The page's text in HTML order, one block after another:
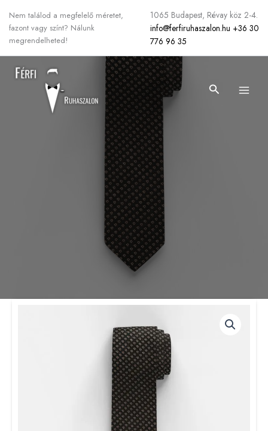
Nem találod a megfelelő méretet,
fazont vagy színt? Nálunk
megrendelheted!
1065 Budapest, Révay köz 2-4.
info@ferfiruhaszalon.hu +36 30
776 96 35
Search